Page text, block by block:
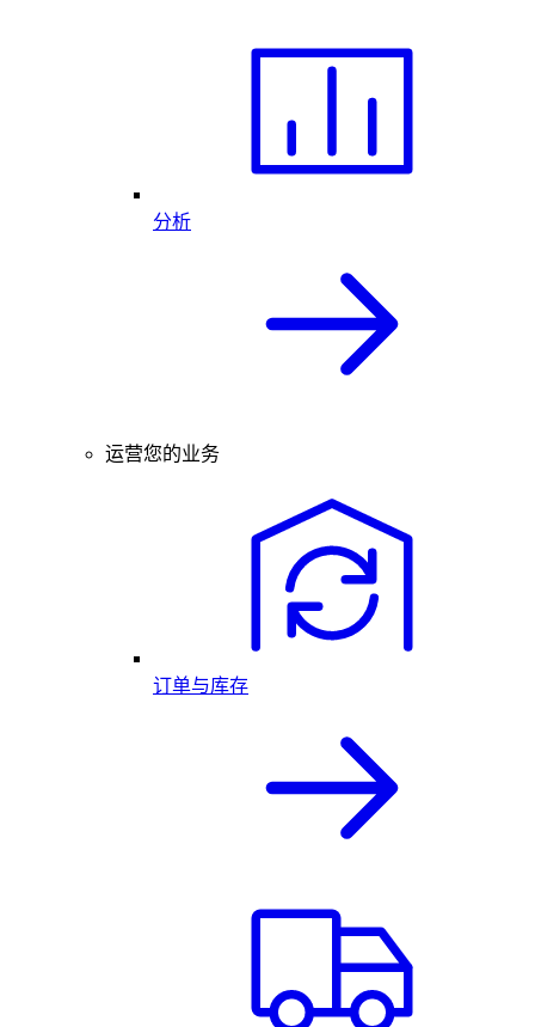
分析
运营您的业务
订单与库存